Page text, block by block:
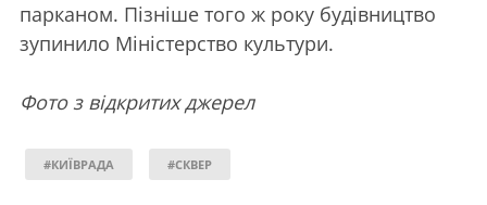
парканом. Пізніше того ж року будівництво
зупинило Міністерство культури.
Фото з відкритих джерел
#КИЇВРАДА #СКВЕР